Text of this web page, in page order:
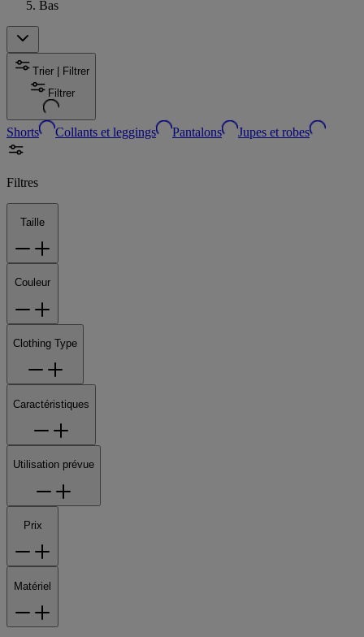
Bas
Trier | Filtrer
Filtrer
Shorts Collants et leggings Pantalons Jupes et robes
Filtres
Taille
Couleur
Clothing Type
Caractéristiques
Utilisation prévue
Prix
Matériel